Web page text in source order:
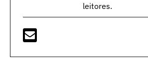
leitores.